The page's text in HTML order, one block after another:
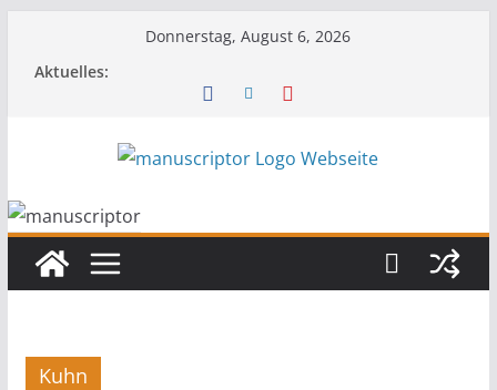
Donnerstag, August 6, 2026
Aktuelles:
Kuhn